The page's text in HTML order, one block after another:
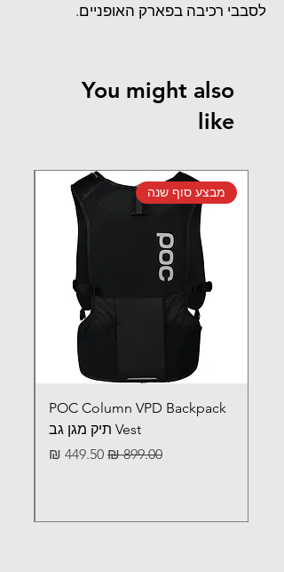
לסבבי רכיבה בפארק האופניים.
You might also
like
מבצע סוף שנה
POC Column VPD Backpack
Vest תיק מגן גב
מחיר רגיל מחיר מבצע